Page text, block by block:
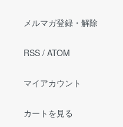
メルマガ登録・解除
RSS / ATOM
マイアカウント
カートを見る